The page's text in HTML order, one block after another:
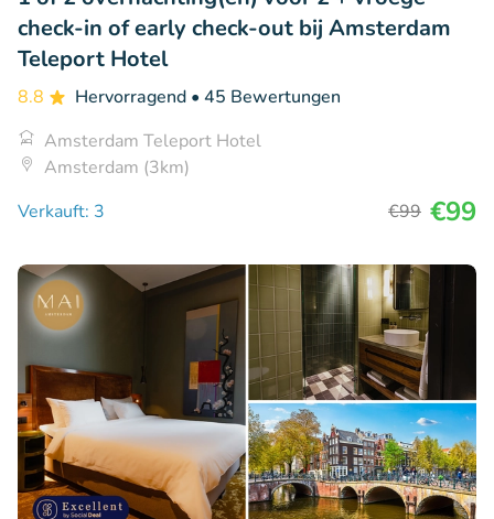
check-in of early check-out bij Amsterdam
Teleport Hotel
8.8 Hervorragend • 45 Bewertungen
Amsterdam Teleport Hotel
Amsterdam (3km)
Verkauft: 3
€99 €99